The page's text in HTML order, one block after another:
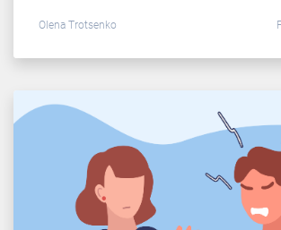
Olena Trotsenko